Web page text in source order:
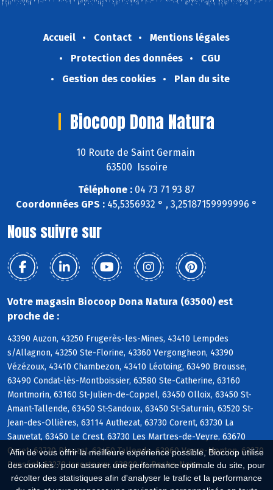
Afin de vous offrir la meilleure expérience possible, Biocoop utilise
des cookies : pour assurer une performance optimale du site, pour
récolter des statistiques afin d'analyser le trafic et la performance
Accueil Contact
Mentions légales
Protection des données
CGU
Gestion des cookies
Plan du site
Biocoop Dona Natura
10 Route de Saint Germain
63500 Issoire
Téléphone : 04 73 71 93 87
Coordonnées GPS : 45,5356932 ° , 3,25187159999996 °
Nous suivre sur
Votre magasin Biocoop Dona Natura (63500) est
proche de :
43390 Auzon, 43250 Frugerès-les-Mines, 43410 Lempdes
s/Allagnon, 43250 Ste-Florine, 43360 Vergongheon, 43390
Vézézoux, 43410 Chambezon, 43410 Léotoing, 63490 Brousse,
63490 Condat-lès-Montboissier, 63580 Ste-Catherine, 63160
Montmorin, 63160 St-Julien-de-Coppel, 63450 Olloix, 63450 St-
Amant-Tallende, 63450 St-Sandoux, 63450 St-Saturnin, 63520 St-
Jean-des-Ollières, 63114 Authezat, 63730 Corent, 63730 La
Sauvetat, 63450 Le Crest, 63730 Les Martres-de-Veyre, 63670
Orcet, 63730 Plauzat, 63450 Tallende, 63960 Veyre-Monton, 63270
Busséol, 63270 Isserteaux, 63800 La Roche-Noire